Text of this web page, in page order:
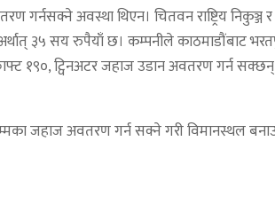
अवस्था थिएन। चितवन राष्ट्रिय
अर्थात् ३५ सय रुपैयाँ छ। कम्पनीले
१९०, ट्विनअटर जहाज उडान अवतरण गर्न
जहाज अवतरण गर्न सक्ने गरी विमानस्थल